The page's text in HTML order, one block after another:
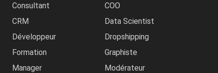
Consultant
COO
CRM
Data Scientist
Développeur
Dropshipping
Formation
Graphiste
Manager
Modérateur